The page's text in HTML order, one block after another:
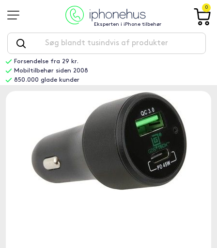
Eksperten i iPhone tilbehør
0
Forsendelse fra 29 kr.
Mobiltilbehør siden 2008
850.000 glade kunder